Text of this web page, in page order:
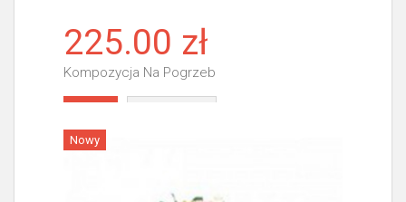
225.00 zł
Kompozycja Na Pogrzeb
Nowy